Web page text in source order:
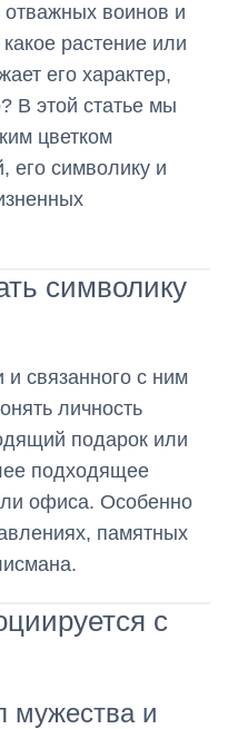
отважных воинов и
растение или
его характер,
В этой статье мы
цветком
его символику и
символику
связанного с ним
личность
подарок или
подходящее
офиса. Особенно
памятных
с
и